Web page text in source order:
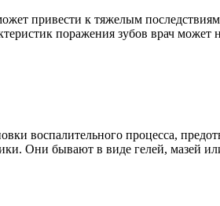
привести к тяжелым
поражения зубов врач может
воспалительного процесса,
Они бывают в виде гелей, мазей